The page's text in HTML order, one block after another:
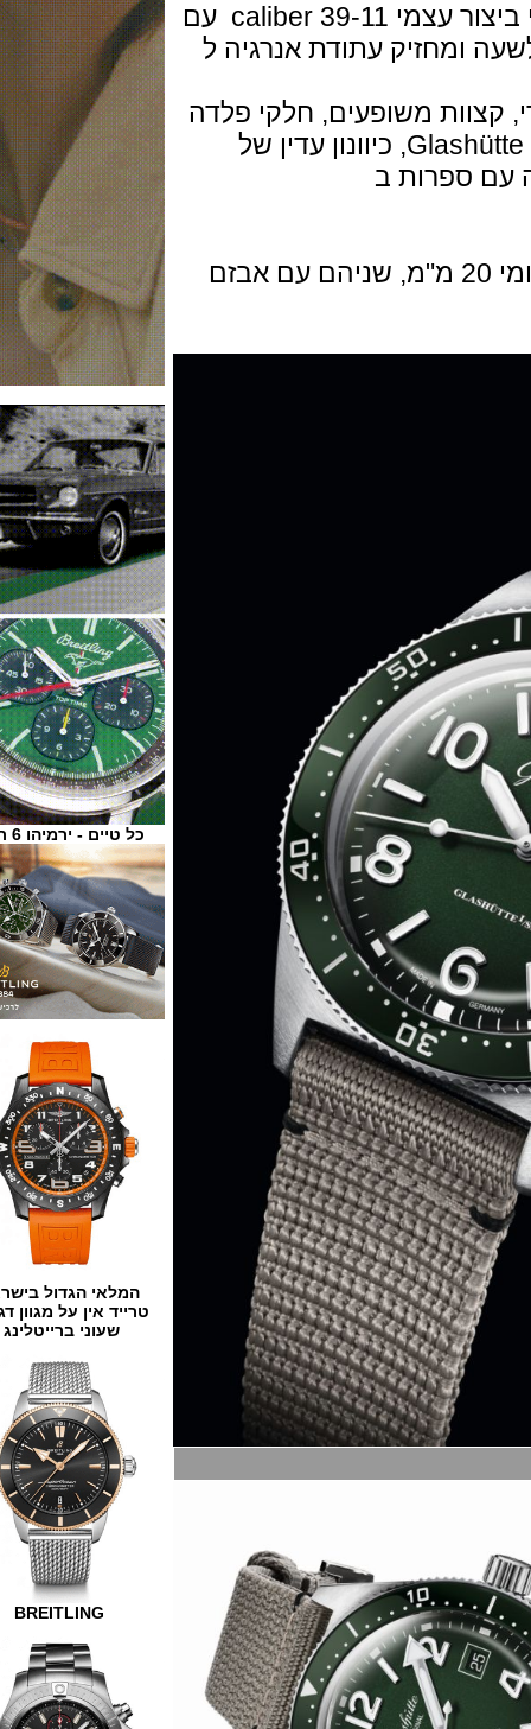
המנגנון קליבר ה- G.O. אוטומטי מכני ביצור עצמי caliber 39-11 עם
פעימות לשעה ומחזיק עתודת אנרגיה ל
משופעים, חלקי פלדה
מלוטשים, ברגים מלוטשים, גימור פס Glashütte, כיוונון עדין של
ספרות ב
מגיע על רצועה סינטטית שחורה או גומי 20 מ"מ, שניהם עם אבזם
כל טיים - ירמיהו 6 ת"א
המלאי הגדול בישראל
טרייד אין על מגוון דגמים
שעוני ברייטלינג
BREITLING